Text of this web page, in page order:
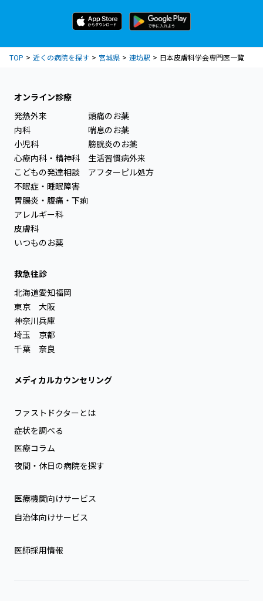
TOP 近くの病院を探す 宮城県 連坊駅 日本皮膚科学会専門医一覧
オンライン診療
発熱外来
内科
小児科
心療内科・精神科
こどもの発達相談
不眠症・睡眠障害
胃腸炎・腹痛・下痢
アレルギー科
皮膚科
いつものお薬
頭痛のお薬
喘息のお薬
膀胱炎のお薬
生活習慣病外来
アフターピル処方
救急往診
北海道
東京
神奈川
埼玉
千葉
愛知
大阪
兵庫
京都
奈良
福岡
メディカルカウンセリング
ファストドクターとは
症状を調べる
医療コラム
夜間・休日の病院を探す
医療機関向けサービス
自治体向けサービス
医師採用情報